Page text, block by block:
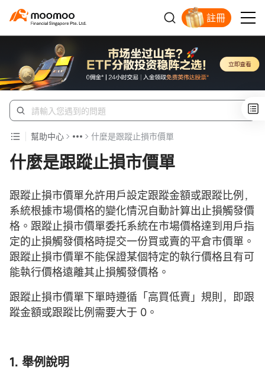
註冊
幫助中心 什麼是跟蹤止損市價單
什麼是跟蹤止損市價單
跟蹤止損市價單允許用戶設定跟蹤金額或跟蹤比例，
系統根據市場價格的變化情況自動計算出止損觸發價
格。跟蹤止損市價單委托系統在市場價格達到用戶指
定的止損觸發價格時提交一份買或賣的平倉市價單。
跟蹤止損市價單不能保證某個特定的執行價格且有可
能執行價格遠離其止損觸發價格。
跟蹤止損市價單下單時遵循「高買低賣」規則，即跟
蹤金額或跟蹤比例需要大于 0。
1. 舉例說明